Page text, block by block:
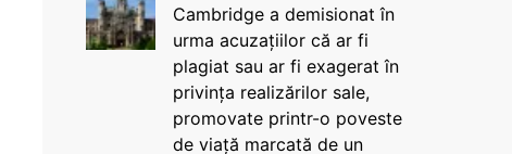
Cambridge a demisionat în
urma acuzațiilor că ar fi
plagiat sau ar fi exagerat în
privința realizărilor sale,
promovate printr-o poveste
de viață marcată de un